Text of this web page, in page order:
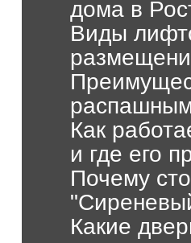
дома в
Виды
Как
и где его
Почему
Какие